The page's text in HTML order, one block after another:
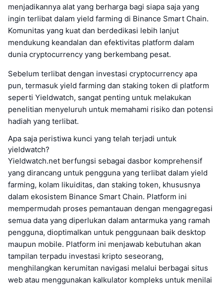
menjadikannya alat yang berharga bagi siapa saja yang
ingin terlibat dalam yield farming di Binance Smart Chain.
Komunitas yang kuat dan berdedikasi lebih lanjut
mendukung keandalan dan efektivitas platform dalam
dunia cryptocurrency yang berkembang pesat.
Sebelum terlibat dengan investasi cryptocurrency apa
pun, termasuk yield farming dan staking token di platform
seperti Yieldwatch, sangat penting untuk melakukan
penelitian menyeluruh untuk memahami risiko dan potensi
hadiah yang terlibat.
Apa saja peristiwa kunci yang telah terjadi untuk
yieldwatch?
Yieldwatch.net berfungsi sebagai dasbor komprehensif
yang dirancang untuk pengguna yang terlibat dalam yield
farming, kolam likuiditas, dan staking token, khususnya
dalam ekosistem Binance Smart Chain. Platform ini
mempermudah proses pemantauan dengan mengagregasi
semua data yang diperlukan dalam antarmuka yang ramah
pengguna, dioptimalkan untuk penggunaan baik desktop
maupun mobile. Platform ini menjawab kebutuhan akan
tampilan terpadu investasi kripto seseorang,
menghilangkan kerumitan navigasi melalui berbagai situs
web atau menggunakan kalkulator kompleks untuk menilai